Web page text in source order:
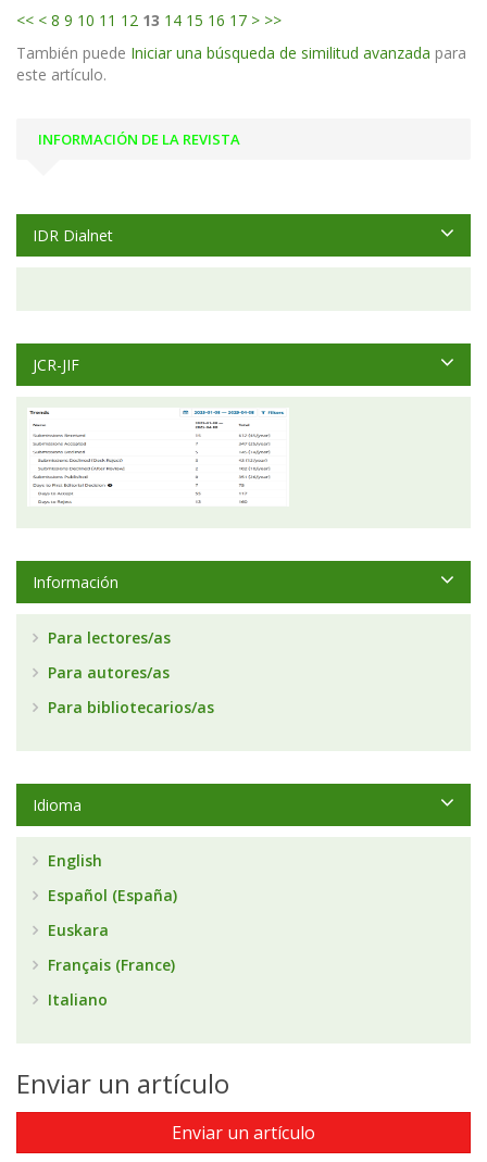
<< < 8 9 10 11 12 13 14 15 16 17 > >>
También puede Iniciar una búsqueda de similitud avanzada para
este artículo.
INFORMACIÓN DE LA REVISTA
IDR Dialnet
JCR-JIF
Información
Para lectores/as
Para autores/as
Para bibliotecarios/as
Idioma
English
Español (España)
Euskara
Français (France)
Italiano
Enviar un artículo
Enviar un artículo